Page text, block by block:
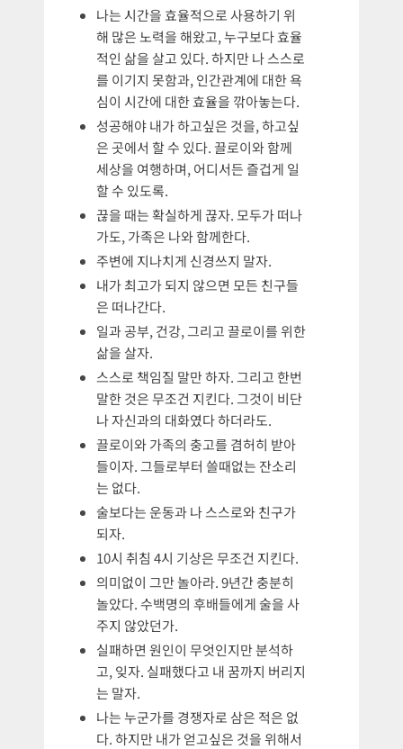
나는 시간을 효율적으로 사용하기 위
해 많은 노력을 해왔고, 누구보다 효율
적인 삶을 살고 있다. 하지만 나 스스로
를 이기지 못함과, 인간관계에 대한 욕
심이 시간에 대한 효율을 깎아놓는다.
성공해야 내가 하고싶은 것을, 하고싶
은 곳에서 할 수 있다. 끌로이와 함께
세상을 여행하며, 어디서든 즐겁게 일
할 수 있도록.
끊을 때는 확실하게 끊자. 모두가 떠나
가도, 가족은 나와 함께한다.
주변에 지나치게 신경쓰지 말자.
내가 최고가 되지 않으면 모든 친구들
은 떠나간다.
일과 공부, 건강, 그리고 끌로이를 위한
삶을 살자.
스스로 책임질 말만 하자. 그리고 한번
말한 것은 무조건 지킨다. 그것이 비단
나 자신과의 대화였다 하더라도.
끌로이와 가족의 충고를 겸허히 받아
들이자. 그들로부터 쓸때없는 잔소리
는 없다.
술보다는 운동과 나 스스로와 친구가
되자.
10시 취침 4시 기상은 무조건 지킨다.
의미없이 그만 놀아라. 9년간 충분히
놀았다. 수백명의 후배들에게 술을 사
주지 않았던가.
실패하면 원인이 무엇인지만 분석하
고, 잊자. 실패했다고 내 꿈까지 버리지
는 말자.
나는 누군가를 경쟁자로 삼은 적은 없
다. 하지만 내가 얻고싶은 것을 위해서